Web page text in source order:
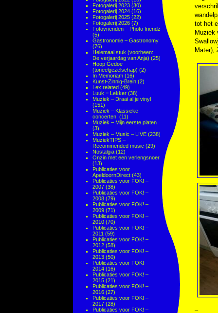
Fotogalerij 2023 (30)
Fotogalerij 2024 (16)
Fotogalerij 2025 (22)
Fotogalerij 2026 (7)
Fotovrienden – Photo friendz
(5)
Gastronomie – Gastronomy
(76)
Helemaal stuk (voorheen:
De verjaardag van Anja) (25)
Hoop Gedoe
(toneelgezelschap) (2)
In Memoriam (16)
Kunst-Zinnig-Brein (2)
Lex related (49)
Luuk = Lekker (38)
Muziek – Draai al je vinyl
(151)
Muziek – Klassieke
concerten! (11)
Muziek – Mijn eerste platen
(3)
Muziek – Music – LIVE (238)
MuziekTIPS –
Recommended music (29)
Nostalgia (12)
Onzin met een verlengsnoer
(13)
Publicaties voor
ApeldoornDirect (43)
Publicaties voor FOK! –
2007 (38)
Publicaties voor FOK! –
2008 (79)
Publicaties voor FOK! –
2009 (71)
Publicaties voor FOK! –
2010 (70)
Publicaties voor FOK! –
2011 (59)
Publicaties voor FOK! –
2012 (58)
Publicaties voor FOK! –
2013 (50)
Publicaties voor FOK! –
2014 (16)
Publicaties voor FOK! –
2015 (21)
Publicaties voor FOK! –
2016 (27)
Publicaties voor FOK! –
2017 (28)
Publicaties voor FOK! –
tot het
Muziek
Mater),
–